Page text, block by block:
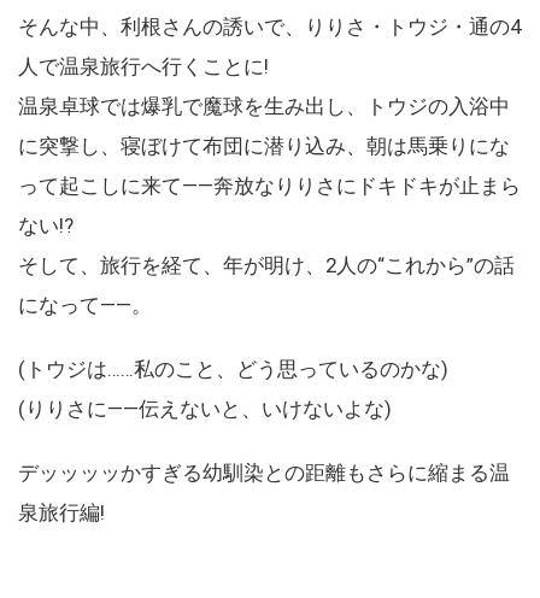
そんな中、利根さんの誘いで、りりさ・トウジ・通の4
人で温泉旅行へ行くことに!
温泉卓球では爆乳で魔球を生み出し、トウジの入浴中
に突撃し、寝ぼけて布団に潜り込み、朝は馬乗りにな
って起こしに来て――奔放なりりさにドキドキが止まら
ない!?
そして、旅行を経て、年が明け、2人の“これから”の話
になって――。
(トウジは……私のこと、どう思っているのかな)
(りりさに――伝えないと、いけないよな)
デッッッッかすぎる幼馴染との距離もさらに縮まる温
泉旅行編!